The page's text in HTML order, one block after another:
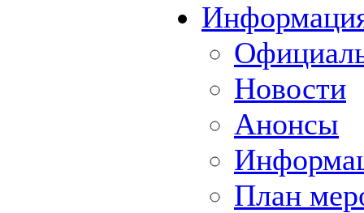
Новости
Анонсы
План